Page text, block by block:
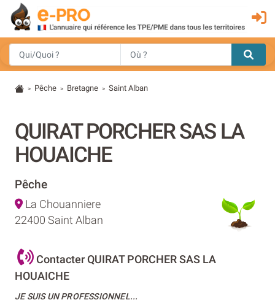
> Pêche > Bretagne > Saint Alban
QUIRAT PORCHER SAS LA
HOUAICHE
Pêche
La Chouanniere
22400 Saint Alban
Contacter QUIRAT PORCHER SAS LA
HOUAICHE
JE SUIS UN PROFESSIONNEL...